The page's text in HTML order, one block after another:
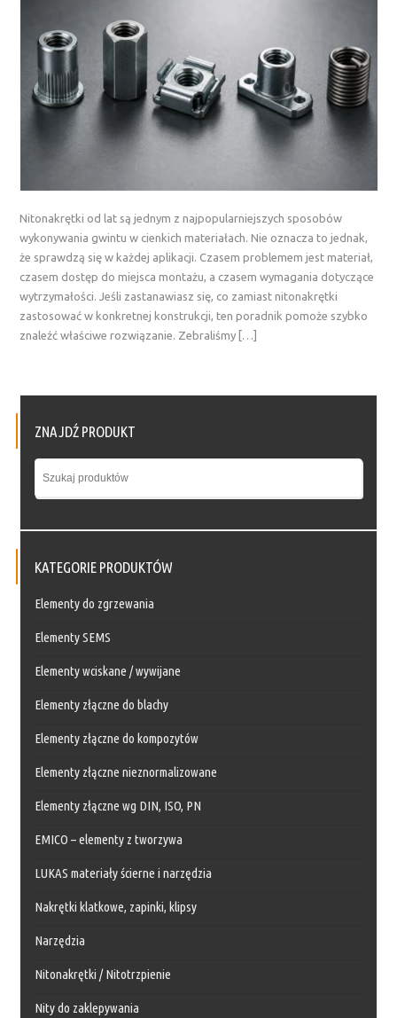
Nitonakrętki od lat są jednym z najpopularniejszych sposobów
wykonywania gwintu w cienkich materiałach. Nie oznacza to jednak,
że sprawdzą się w każdej aplikacji. Czasem problemem jest materiał,
czasem dostęp do miejsca montażu, a czasem wymagania dotyczące
wytrzymałości. Jeśli zastanawiasz się, co zamiast nitonakrętki
zastosować w konkretnej konstrukcji, ten poradnik pomoże szybko
znaleźć właściwe rozwiązanie. Zebraliśmy […]
ZNAJDŹ PRODUKT
KATEGORIE PRODUKTÓW
Elementy do zgrzewania
Elementy SEMS
Elementy wciskane / wywijane
Elementy złączne do blachy
Elementy złączne do kompozytów
Elementy złączne nieznormalizowane
Elementy złączne wg DIN, ISO, PN
EMICO – elementy z tworzywa
LUKAS materiały ścierne i narzędzia
Nakrętki klatkowe, zapinki, klipsy
Narzędzia
Nitonakrętki / Nitotrzpienie
Nity do zaklepywania